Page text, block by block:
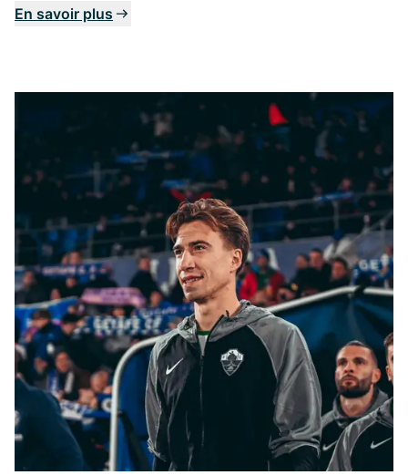
En savoir plus